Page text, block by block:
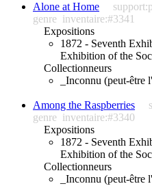
Alone at Home
genre inventaire:#3341
Expositions
1872 - Seventh
Exhibition of the
Collectionneurs
_Inconnu (peut-être
Among the Raspberries
genre inventaire:#3340
Expositions
1872 - Seventh
Exhibition of the
Collectionneurs
_Inconnu (peut-être